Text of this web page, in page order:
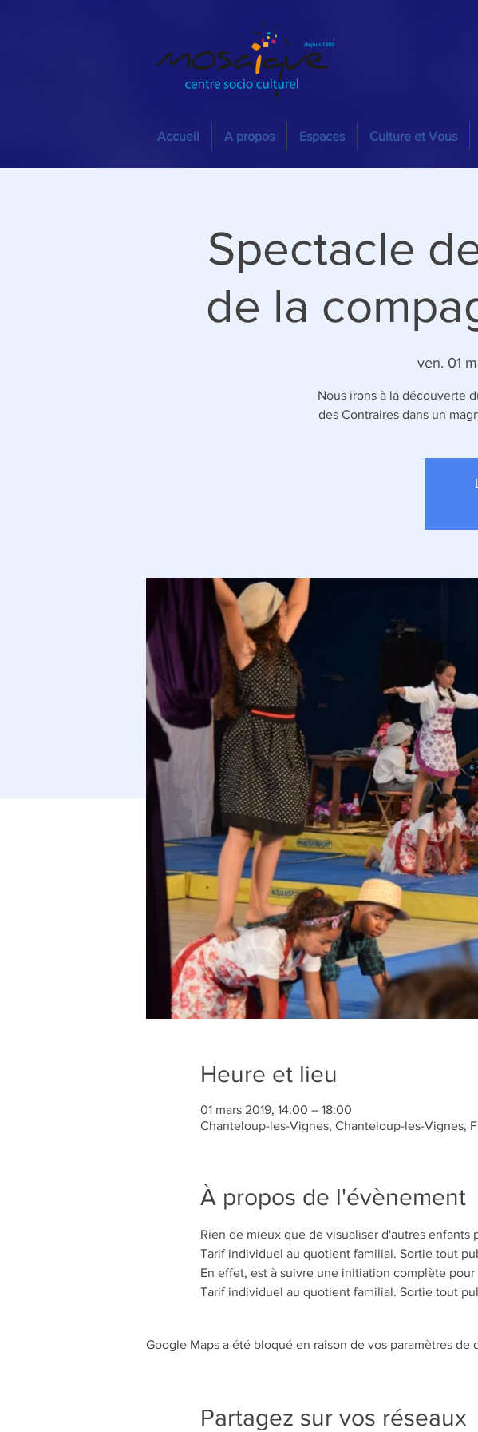
Accueil A propos Espaces Culture et Vous
Spectacle
de la
ven. 01
Nous irons à la découverte
des Contraires dans un
Heure et lieu
01 mars 2019, 14:00 – 18:00
Chanteloup-les-Vignes, Chanteloup-les-Vignes,
À propos de l'évènement
Rien de mieux que de visualiser d'autres enfants
Tarif individuel au quotient familial. Sortie tout
En effet, est à suivre une initiation complète
Tarif individuel au quotient familial. Sortie tout
Google Maps a été bloqué en raison de vos paramètres
Partagez sur vos réseaux